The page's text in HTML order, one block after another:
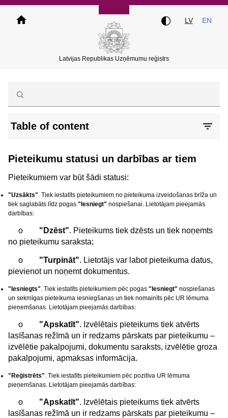
Pārlekt
galveno
Latvijas Republikas Uzņēmumu reģistrs
LV EN
Table of content
Pieteikumu statusi un darbības ar tiem
Pieteikumiem var būt šādi statusi:
"Uzsākts". Tiek iestatīts pieteikumiem no pieteikuma izveidošanas brīža un
tiek saglabāts līdz pogas "Iesniegt" nospiešanai. Lietotājam pieejamās
darbības:
o "Dzēst". Pieteikums tiek dzēsts un tiek noņemts
no pieteikumu saraksta;
o "Turpināt". Lietotājs var labot pieteikuma datus,
pievienot un noņemt dokumentus.
"Iesniegts". Tiek iestatīts pieteikumiem pēc pogas "Iesniegt" nospiešanas
un sekmīgas pieteikuma iesniegšanas un tiek nomainīts pēc UR lēmuma
pieņemšanas. Lietotājam pieejamās darbības:
o "Apskatīt". Izvēlētais pieteikums tiek atvērts
lasīšanas režīmā un ir redzams pārskats par pieteikumu –
izvēlētie pakalpojumi, dokumentu saraksts, izvēlētie groza
pakalpojumi, apmaksas informācija.
"Reģistrēts". Tiek iestatīts pieteikumiem pēc pozitīva UR lēmuma
pieņemšanas. Lietotājam pieejamās darbības:
o "Apskatīt". Izvēlētais pieteikums tiek atvērts
lasīšanas režīmā un ir redzams pārskats par pieteikumu –